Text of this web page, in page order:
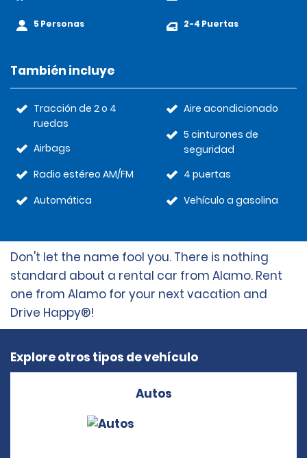
5 Personas 2-4 Puertas
También incluye
Tracción de 2 o 4
ruedas
Airbags
Radio estéreo AM/FM
Automática
Aire acondicionado
5 cinturones de
seguridad
4 puertas
Vehículo a gasolina
Don't let the name fool you. There is nothing
standard about a rental car from Alamo. Rent
one from Alamo for your next vacation and
Drive Happy®!
Explore otros tipos de vehículo
Autos